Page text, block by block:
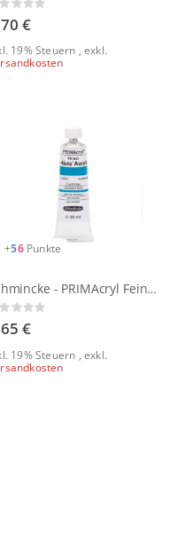
€
19% Steuern ,exkl.
+56 Punkte
Schmincke - PRIMAcryl Feinste Künstler-Acrylfarben 35 ml
€
19% Steuern ,exkl.